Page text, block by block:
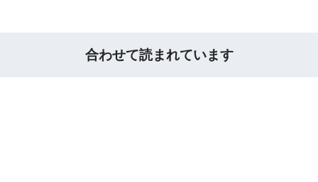
合わせて読まれています